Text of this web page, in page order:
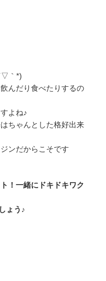
｀*)
んだり食べたりするの
よね♪
ちゃんとした格好出来
ンだからこそです
！一緒にドキドキワク
ょう♪